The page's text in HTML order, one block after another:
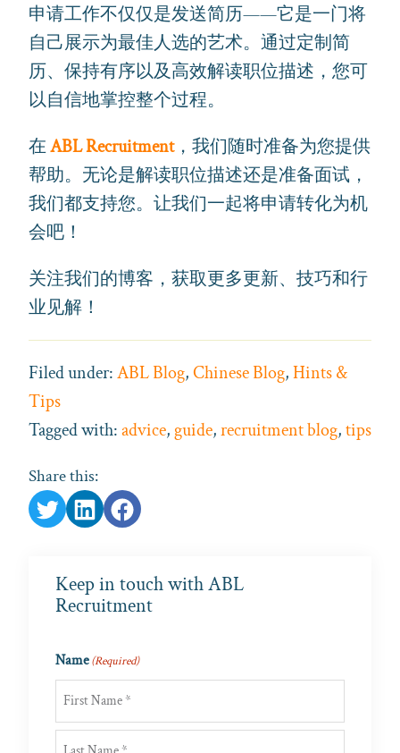
申请工作不仅仅是发送简历——它是一门将
自己展示为最佳人选的艺术。通过定制简
历、保持有序以及高效解读职位描述，您可
以自信地掌控整个过程。
在ABL Recruitment，我们随时准备为您提供
帮助。无论是解读职位描述还是准备面试，
我们都支持您。让我们一起将申请转化为机
会吧！
关注我们的博客，获取更多更新、技巧和行
业见解！
Filed under:ABL Blog,Chinese Blog,Hints &
Tips
Tagged with:advice, guide,recruitment blog,tips
Share this:
Keep in touch with ABL
Recruitment
Name(Required)
First